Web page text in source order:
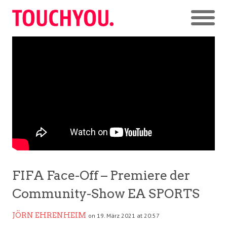
FIFA Face-Off – Premiere der
Community-Show EA SPORTS
JÖRN EHRENHEIM on 19. März 2021 at 20:57